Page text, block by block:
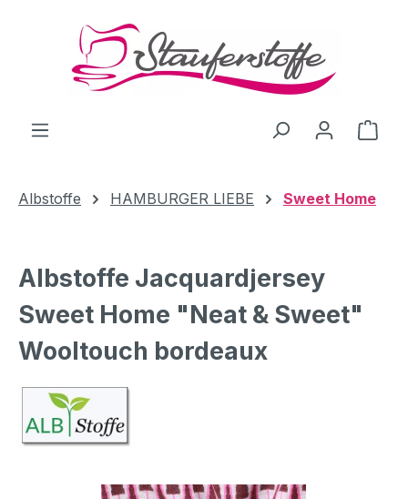
Zum Hauptinhalt springen
Albstoffe HAMBURGER LIEBE Sweet Home
Albstoffe Jacquardjersey
Sweet Home "Neat & Sweet"
Wooltouch bordeaux
Bildergalerie überspringen